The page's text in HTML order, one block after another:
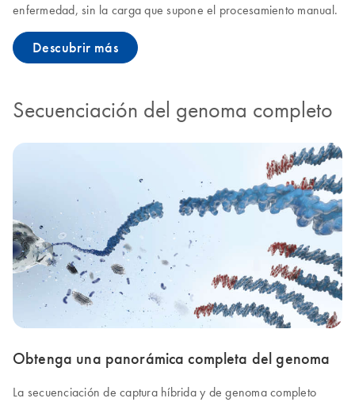
enfermedad, sin la carga que supone el procesamiento manual.
Descubrir más
Secuenciación del genoma completo
Obtenga una panorámica completa del genoma
La secuenciación de captura híbrida y de genoma completo